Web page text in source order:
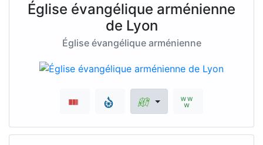
Église évangélique arménienne
de Lyon
Église évangélique arménienne